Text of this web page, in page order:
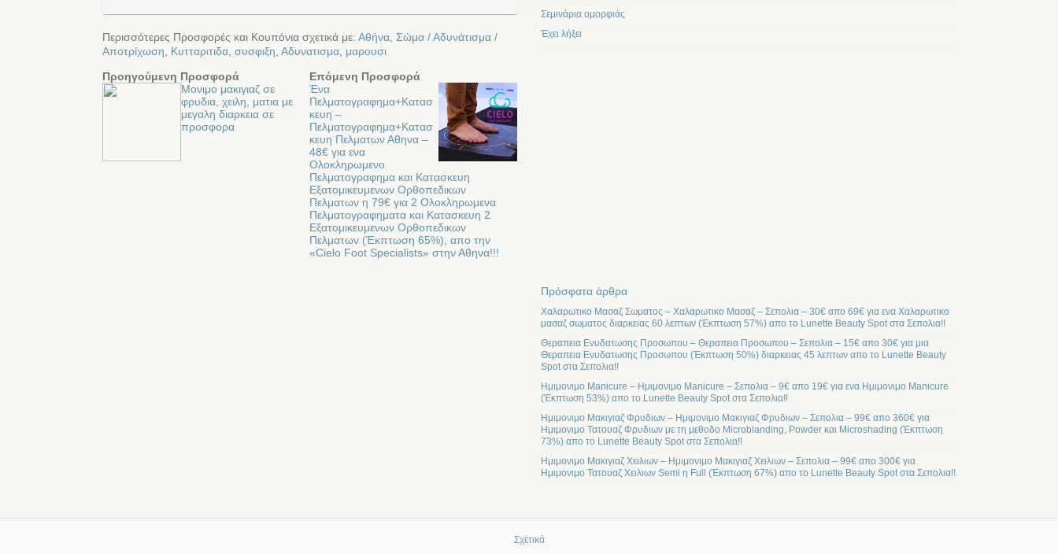
Περισσότερες Προσφορές και Κουπόνια σχετικά με: Αθήνα, Σώμα / Αδυνάτισμα /
Αποτρίχωση, Κυτταριτιδα, συσφιξη, Αδυνατισμα, μαρουσι
Προηγούμενη Προσφορά
Mονιμο μακιγιαζ σε
φρυδια, χειλη, ματια με
μεγαλη διαρκεια σε
προσφορα
Επόμενη Προσφορά
Ένα
Πελματογραφημα+Κατασ
κευη –
Πελματογραφημα+Κατασ
κευη Πελματων Αθηνα –
48€ για ενα
Ολοκληρωμενο
Πελματογραφημα και Κατασκευη
Εξατομικευμενων Ορθοπεδικων
Πελματων η 79€ για 2 Ολοκληρωμενα
Πελματογραφηματα και Κατασκευη 2
Εξατομικευμενων Ορθοπεδικων
Πελματων (Έκπτωση 65%), απο την
«Cielo Foot Specialists» στην Αθηνα!!!
Σεμινάρια ομορφιάς
Έχει λήξει
Πρόσφατα άρθρα
Χαλαρωτικο Μασαζ Σωματος – Χαλαρωτικο Μασαζ – Σεπολια – 30€ απο 69€ για ενα Χαλαρωτικο
μασαζ σωματος διαρκειας 60 λεπτων (Έκπτωση 57%) απο το Lunette Beauty Spot στα Σεπολια!!
Θεραπεια Ενυδατωσης Προσωπου – Θεραπεια Προσωπου – Σεπολια – 15€ απο 30€ για μια
Θεραπεια Ενυδατωσης Προσωπου (Έκπτωση 50%) διαρκειας 45 λεπτων απο το Lunette Beauty
Spot στα Σεπολια!!
Ημιμονιμο Manicure – Ημιμονιμο Manicure – Σεπολια – 9€ απο 19€ για ενα Ημιμονιμο Manicure
(Έκπτωση 53%) απο το Lunette Beauty Spot στα Σεπολια!!
Ημιμονιμο Μακιγιαζ Φρυδιων – Ημιμονιμο Μακιγιαζ Φρυδιων – Σεπολια – 99€ απο 360€ για
Ημιμονιμο Τατουαζ Φρυδιων με τη μεθοδο Microblanding, Powder και Microshading (Έκπτωση
73%) απο το Lunette Beauty Spot στα Σεπολια!!
Ημιμονιμο Μακιγιαζ Χειλιων – Ημιμονιμο Μακιγιαζ Χειλιων – Σεπολια – 99€ απο 300€ για
Ημιμονιμο Τατουαζ Χειλιων Semi η Full (Έκπτωση 67%) απο το Lunette Beauty Spot στα Σεπολια!!
Σχετικά